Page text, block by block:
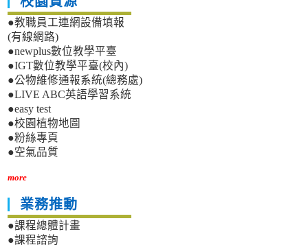
●教職員工連網設備填報
(有線網路)
●newplus數位教學平臺
●IGT數位教學平臺(校內)
●公物維修通報系統(總務處)
●LIVE ABC英語學習系統
●easy test
●校園植物地圖
●粉絲專頁
●空氣品質
more
業務推動
●課程總體計畫
●課程諮詢